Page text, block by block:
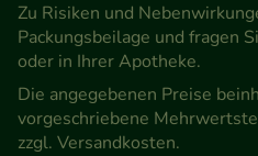
Zu Risiken und
Packungsbeilage und fragen
oder in Ihrer Apotheke.
Die angegebenen Preise
vorgeschriebene
zzgl. Versandkosten.